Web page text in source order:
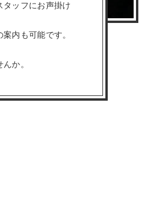
タッフにお声掛け
内も可能です。
か。